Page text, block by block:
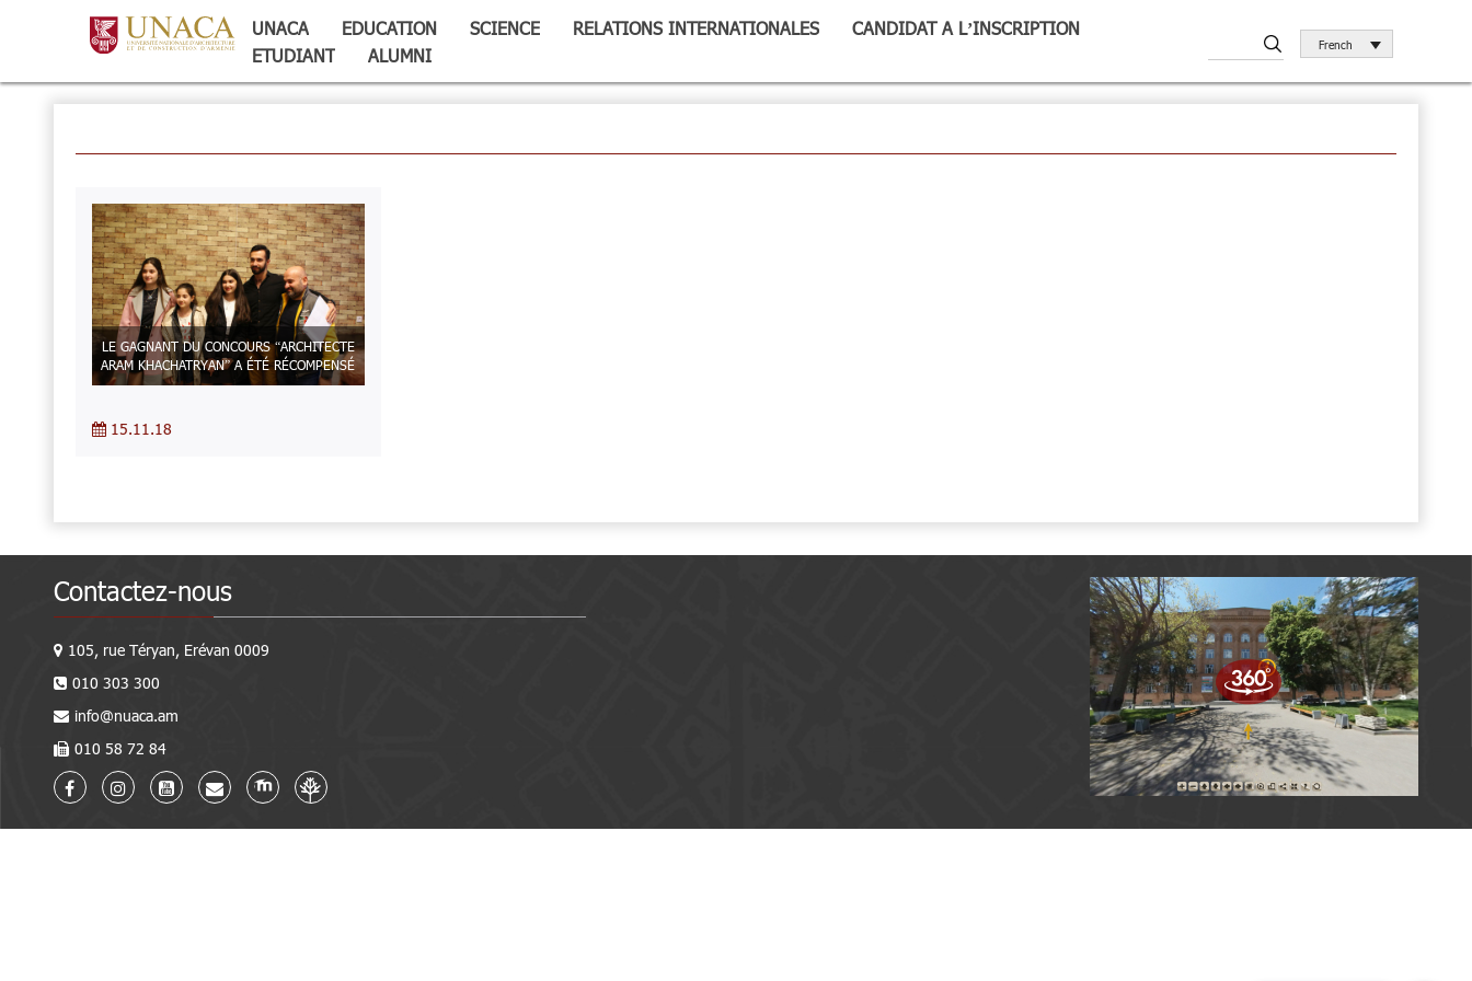
UNACA EDUCATION SCIENCE RELATIONS INTERNATIONALES
CANDIDAT A L’INSCRIPTION
ETUDIANT
ALUMNI French
LE GAGNANT DU CONCOURS “ARCHITECTE
ARAM KHACHATRYAN” A ÉTÉ RÉCOMPENSÉ
15.11.18
Contactez-nous
105, rue Téryan, Erévan 0009
010 303 300
info@nuaca.am
010 58 72 84